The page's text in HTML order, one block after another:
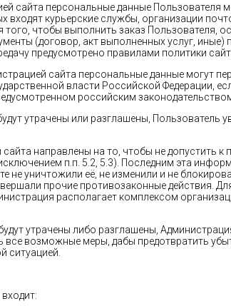
сайта персональные данные Пользователя
входят курьерские службы, организации
того, чтобы выполнить заказ Пользователя,
(договор, акт выполненных услуг, иные)
предусмотрено правилами политики
сайта персональные данные могут
власти Российской Федерации,
российским
утрачены или разглашены, Пользователь
сайта направлены на то, чтобы не допустить
п.п. 5.2, 5.3). Последним эта
не уничтожили её, не изменили и не
прочие противозаконные действия.
располагает комплексом
утрачены либо разглашены,
все возможные меры, дабы предотвратить
ситуацией.